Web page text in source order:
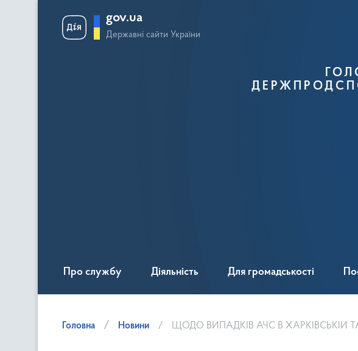
gov.ua
Державні сайти України
Про службу Діяльність Для громадськості
Головна Новини ЩОДО ВИПАДКІВ АЧС В ХАРКІВСЬКІЙ